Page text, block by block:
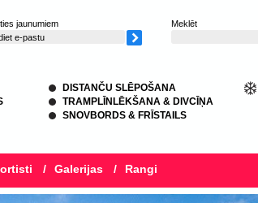
jaunumiem Meklēt
DISTANČU SLĒPOŠANA
TRAMPLĪNLĒKŠANA & DIVCĪŅA
SNOVBORDS & FRĪSTAILS
/ Galerijas / Rangi